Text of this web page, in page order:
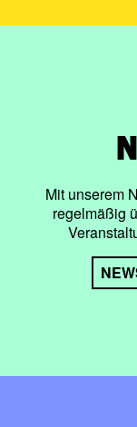
Mit unserem
regelmäßig